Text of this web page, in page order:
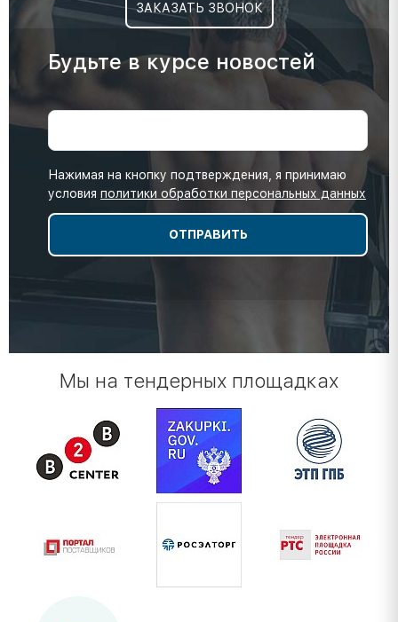
ЗАКАЗАТЬ ЗВОНОК
Будьте в курсе новостей
Нажимая на кнопку подтверждения, я принимаю
условия политики обработки персональных данных
Мы на тендерных площадках